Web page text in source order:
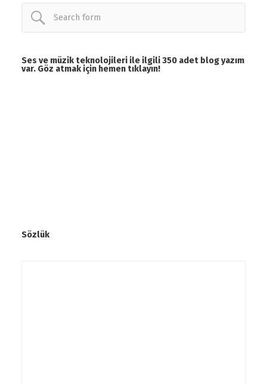
Ses ve müzik teknolojileri ile ilgili 350 adet blog yazım
var. Göz atmak için hemen tıklayın!
Sözlük